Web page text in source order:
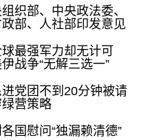
织部、中央政法委、
部、人社部印发意见
最强军力却无计可
战争“无解三选一”
党团不到20分钟被请
营策略
国慰问“独漏赖清德”